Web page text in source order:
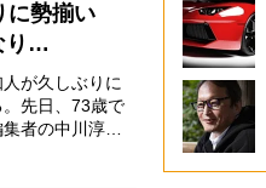
に勢揃い
り…
が久しぶりに
先日、73歳で
者の中川淳一